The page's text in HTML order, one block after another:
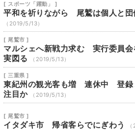
[ スポーツ「躍動」 ]
平和を祈りながら 尾鷲は個人と団
（2019/5/13）
[ 尾鷲市 ]
マルシェへ新戦力求む 実行委員会
実図る
（2019/5/13）
[ 三重県 ]
東紀州の観光客も増 連休中 登録
注目か
（2019/5/13）
[ 尾鷲市 ]
イタダキ市 帰省客らでにぎわう